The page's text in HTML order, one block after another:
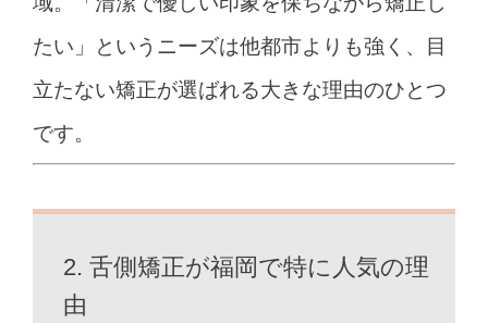
たい」
というニーズは他都市よりも強く、
目
立たない矯正が選ばれる大きな理由のひとつ
です。
2. 舌側矯正が福岡で特に人気の理
由